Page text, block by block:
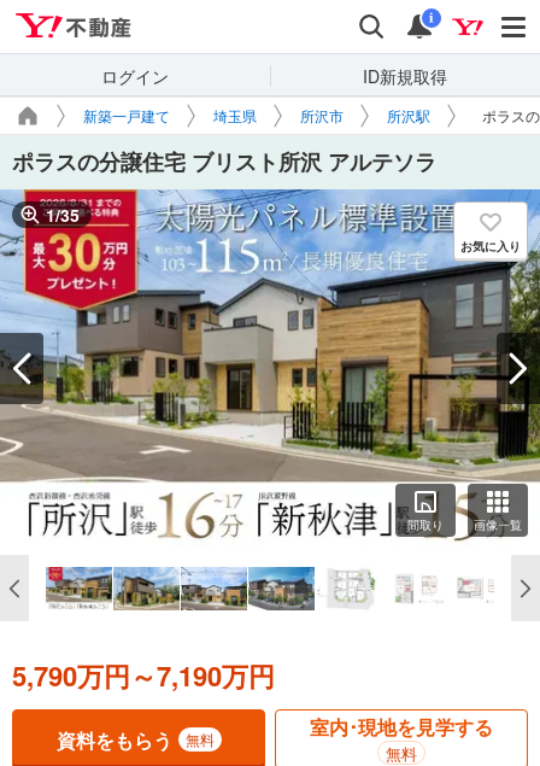
検索 通知
i
ログイン ID新規取得
新築一戸建て 埼玉県 所沢市 所沢駅 ポラス
ポラスの分譲住宅 ブリスト所沢 アルテソラ
1/35
お気に入り
間取り 画像一覧
5,790万円～7,190万円
資料をもらう 無料 室内･現地を見学する
無料